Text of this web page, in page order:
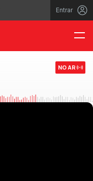
Entrar
NO AR